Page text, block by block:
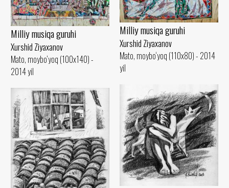
Milliy musiqa guruhi
Xurshid Ziyaxanov
Mato, moybo‘yoq (110x80) - 2014
yil
Milliy musiqa guruhi
Xurshid Ziyaxanov
Mato, moybo‘yoq (100x140) -
2014 yil